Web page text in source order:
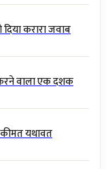
करारा जवाब
वाला एक दशक
यथावत